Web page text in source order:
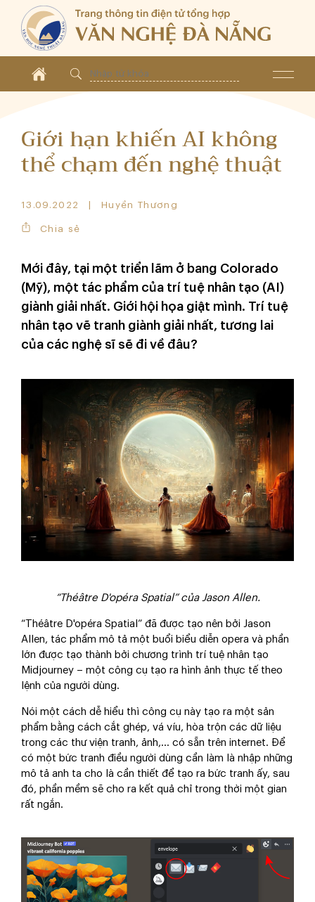
Giới hạn khiến AI không
thể chạm đến nghệ thuật
13.09.2022 Huyền Thương
Chia sẻ
Mới đây, tại một triển lãm ở bang Colorado
(Mỹ), một tác phẩm của trí tuệ nhân tạo (AI)
giành giải nhất. Giới hội họa giật mình. Trí tuệ
nhân tạo vẽ tranh giành giải nhất, tương lai
của các nghệ sĩ sẽ đi về đâu?
“Théâtre D'opéra Spatial” của Jason Allen.
“Théâtre D'opéra Spatial” đã được tạo nên bởi Jason
Allen, tác phẩm mô tả một buổi biểu diễn opera và phần
lớn được tạo thành bởi chương trình trí tuệ nhân tạo
Midjourney – một công cụ tạo ra hình ảnh thực tế theo
lệnh của người dùng.
Nói một cách dễ hiểu thì công cụ này tạo ra một sản
phẩm bằng cách cắt ghép, vá víu, hòa trộn các dữ liệu
trong các thư viện tranh, ảnh,… có sẵn trên internet. Để
có một bức tranh điều người dùng cần làm là nhập những
mô tả anh ta cho là cần thiết để tạo ra bức tranh ấy, sau
đó, phần mềm sẽ cho ra kết quả chỉ trong thời một gian
rất ngắn.